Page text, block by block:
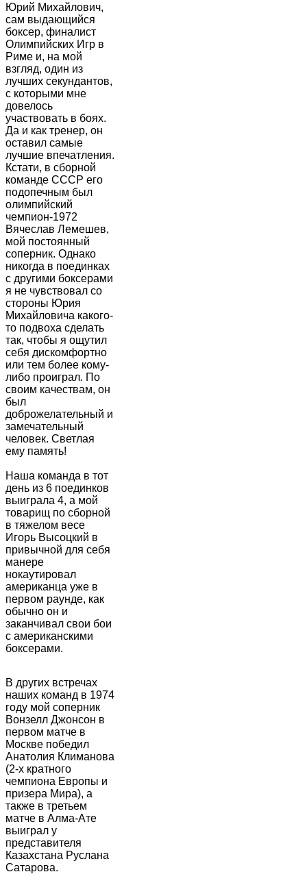
Юрий Михайлович,
сам выдающийся
боксер, финалист
Олимпийских Игр в
Риме и, на мой
взгляд, один из
лучших секундантов,
с которыми мне
довелось
участвовать в боях.
Да и как тренер, он
оставил самые
лучшие впечатления.
Кстати, в сборной
команде СССР его
подопечным был
олимпийский
чемпион-1972
Вячеслав Лемешев,
мой постоянный
соперник. Однако
никогда в поединках
с другими боксерами
я не чувствовал со
стороны Юрия
Михайловича какого-
то подвоха сделать
так, чтобы я ощутил
себя дискомфортно
или тем более кому-
либо проиграл. По
своим качествам, он
был
доброжелательный и
замечательный
человек. Светлая
ему память!
Наша команда в тот
день из 6 поединков
выиграла 4, а мой
товарищ по сборной
в тяжелом весе
Игорь Высоцкий в
привычной для себя
манере
нокаутировал
американца уже в
первом раунде, как
обычно он и
заканчивал свои бои
с американскими
боксерами.
В других встречах
наших команд в 1974
году мой соперник
Вонзелл Джонсон в
первом матче в
Москве победил
Анатолия Климанова
(2-х кратного
чемпиона Европы и
призера Мира), а
также в третьем
матче в Алма-Ате
выиграл у
представителя
Казахстана Руслана
Сатарова.